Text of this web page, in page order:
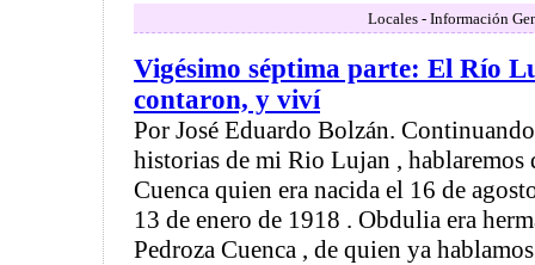
Locales - Información
Vigésimo séptima parte: El Río
contaron, y viví
Por José Eduardo Bolzán.
historias de mi Rio Lujan , hablaremos
Cuenca quien era nacida el 16 de
13 de enero de 1918 . Obdulia era
Pedroza Cuenca , de quien ya